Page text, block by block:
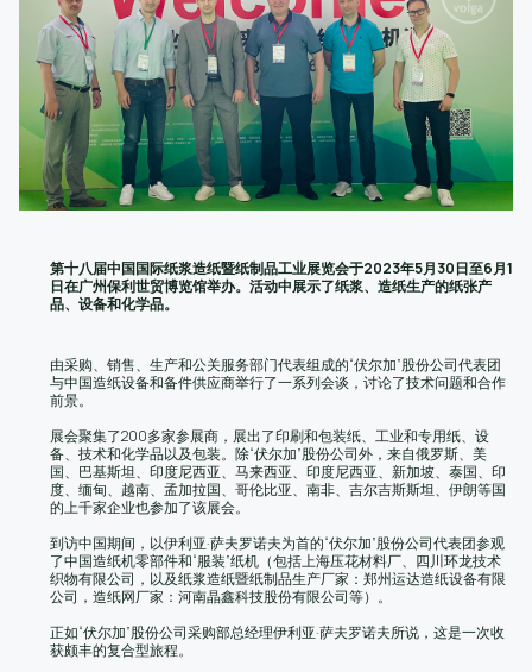
第十八届中国国际纸浆造纸暨纸制品工业展览会于2023年5月30日至6月1
日在广州保利世贸博览馆举办。活动中展示了纸浆、造纸生产的纸张产
品、设备和化学品。
由采购、销售、生产和公关服务部门代表组成的“伏尔加”股份公司代表团
与中国造纸设备和备件供应商举行了一系列会谈，讨论了技术问题和合作
前景。
展会聚集了200多家参展商，展出了印刷和包装纸、工业和专用纸、设
备、技术和化学品以及包装。除“伏尔加”股份公司外，来自俄罗斯、美
国、巴基斯坦、印度尼西亚、马来西亚、印度尼西亚、新加坡、泰国、印
度、缅甸、越南、孟加拉国、哥伦比亚、南非、吉尔吉斯斯坦、伊朗等国
的上千家企业也参加了该展会。
到访中国期间，以伊利亚·萨夫罗诺夫为首的“伏尔加”股份公司代表团参观
了中国造纸机零部件和“服装”纸机（包括上海压花材料厂、四川环龙技术
织物有限公司，以及纸浆造纸暨纸制品生产厂家：郑州运达造纸设备有限
公司，造纸网厂家：河南晶鑫科技股份有限公司等）。
正如“伏尔加”股份公司采购部总经理伊利亚·萨夫罗诺夫所说，这是一次收
获颇丰的复合型旅程。